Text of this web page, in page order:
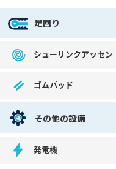
足回り
シューリンクアッセン
ゴムパッド
その他の設備
発電機